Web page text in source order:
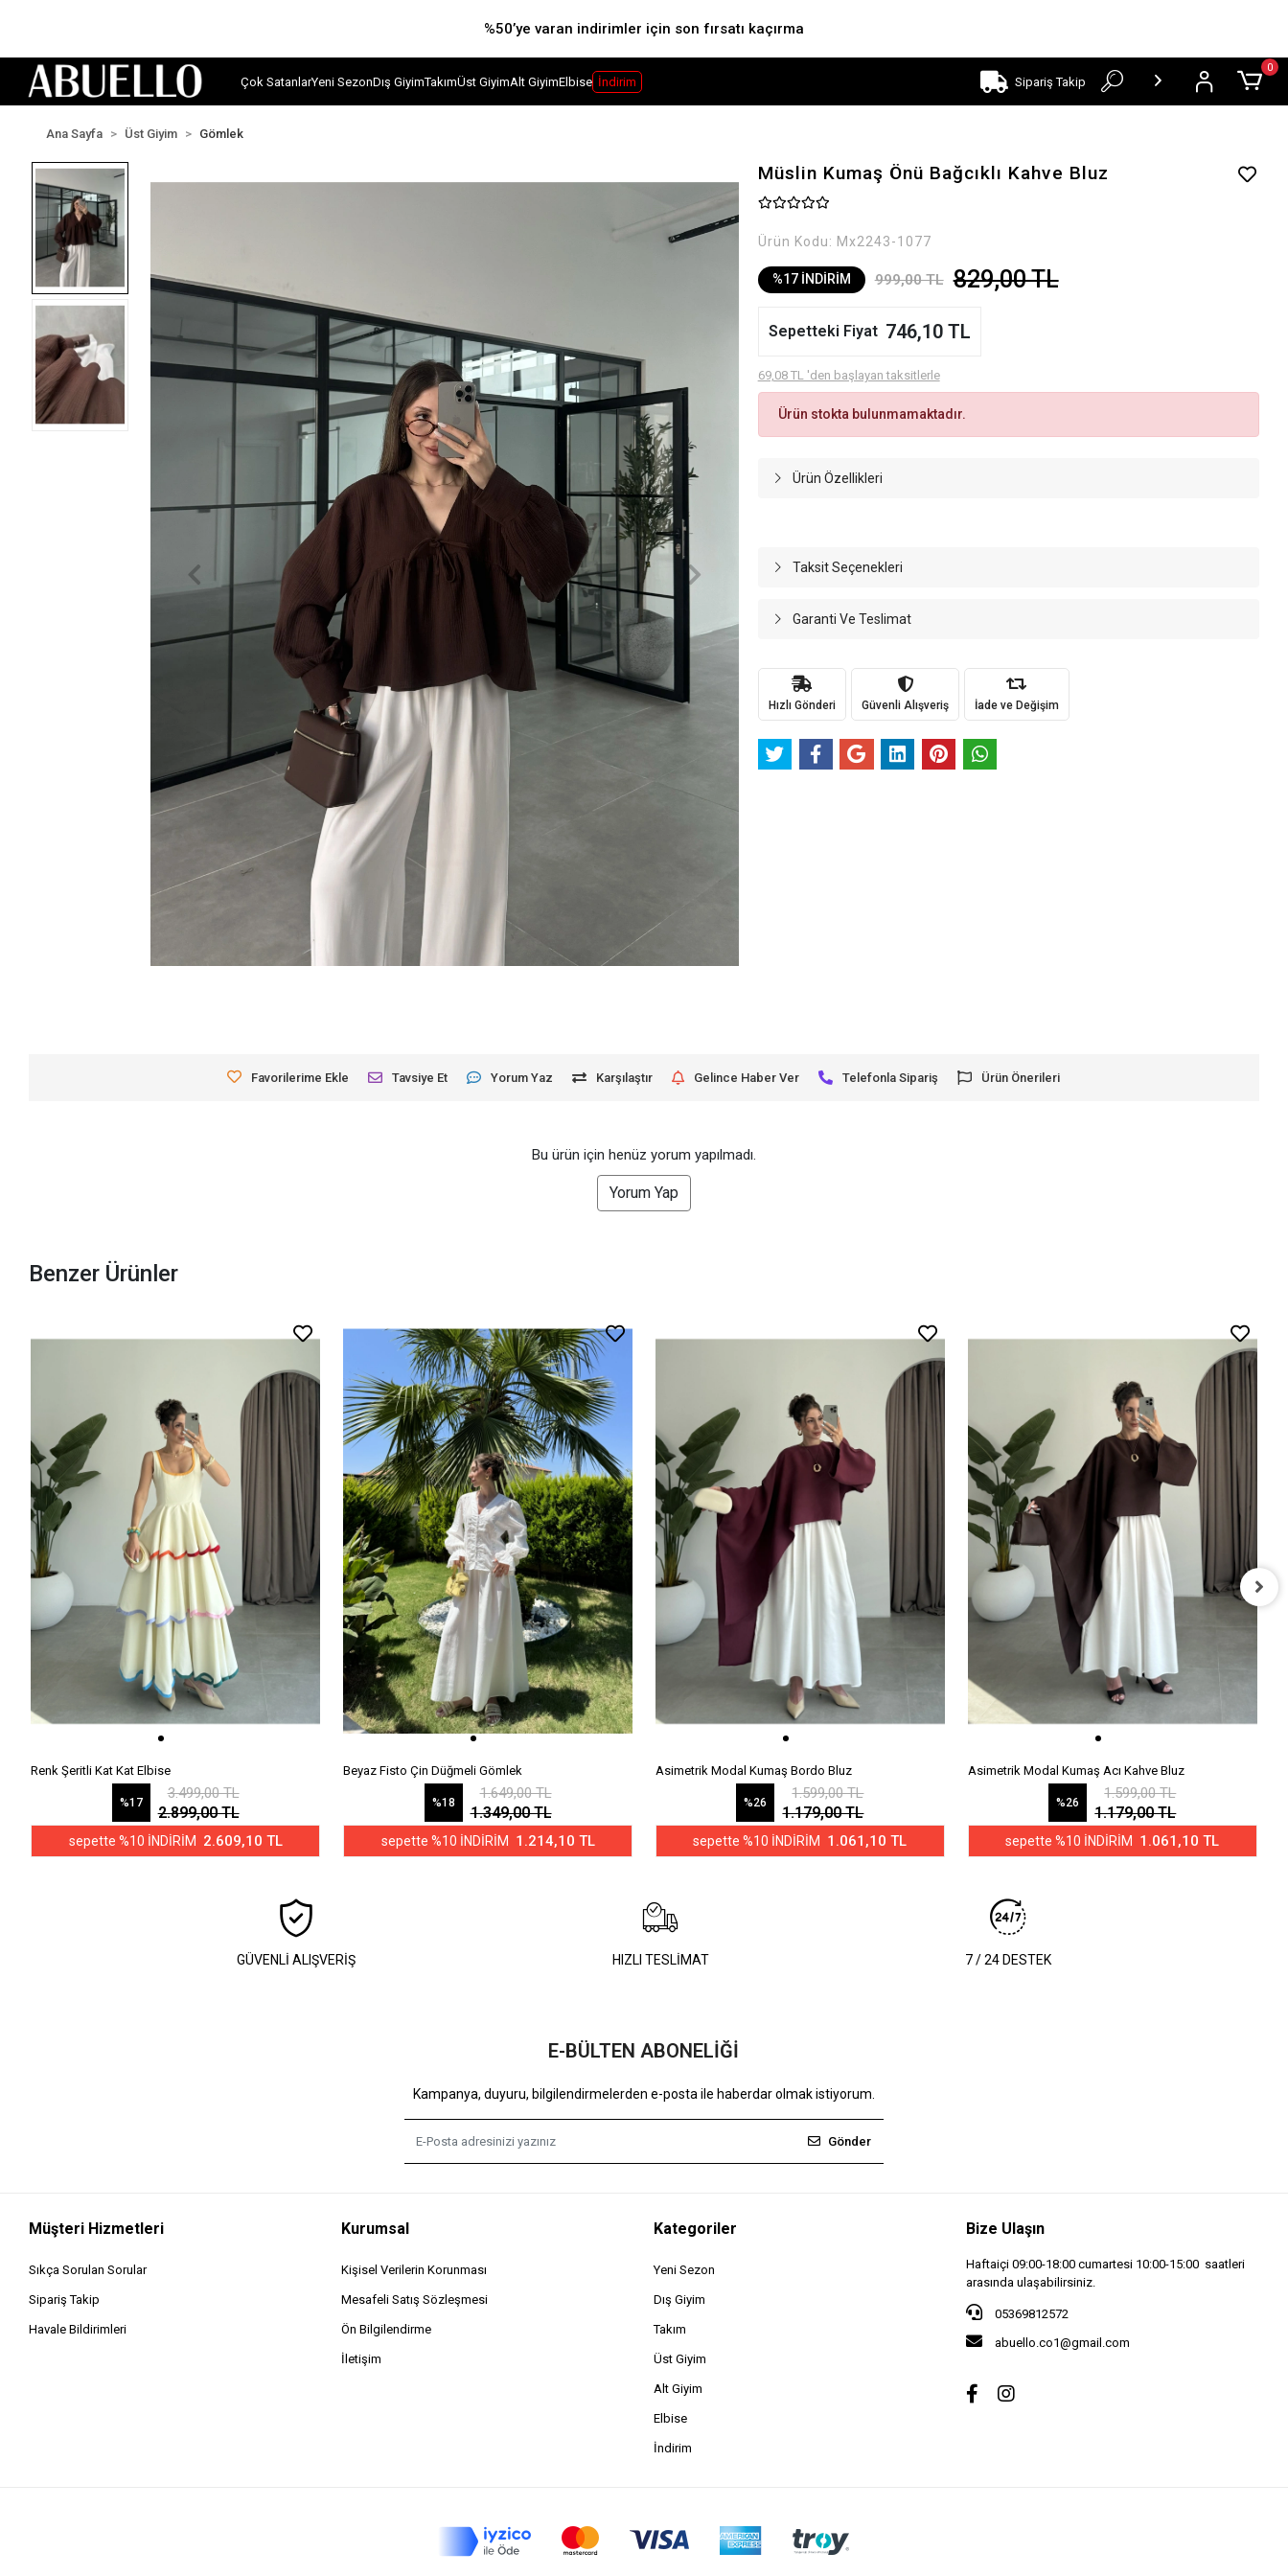
%50’ye varan indirimler için son fırsatı kaçırma
Çok SatanlarYeni SezonDış GiyimTakımÜst GiyimAlt GiyimElbise İndirim Sipariş Takip
0
Ana Sayfa Üst Giyim Gömlek
Müslin Kumaş Önü Bağcıklı Kahve Bluz
Ürün Kodu: Mx2243-1077
%17 İNDİRİM 999,00 TL 829,00 TL
Sepetteki Fiyat 746,10 TL
69,08 TL 'den başlayan taksitlerle
Ürün stokta bulunmamaktadır.
Ürün Özellikleri
Taksit Seçenekleri
Garanti Ve Teslimat
Hızlı Gönderi Güvenli Alışveriş İade ve Değişim
Favorilerime Ekle Tavsiye Et Yorum Yaz Karşılaştır Gelince Haber Ver Telefonla Sipariş Ürün Önerileri
Bu ürün için henüz yorum yapılmadı.
Yorum Yap
Benzer Ürünler
Renk Şeritli Kat Kat Elbise
%17
3.499,00 TL
2.899,00 TL
sepette %10 İNDİRİM 2.609,10 TL
Beyaz Fisto Çin Düğmeli Gömlek
%18
1.649,00 TL
1.349,00 TL
sepette %10 İNDİRİM 1.214,10 TL
Asimetrik Modal Kumaş Bordo Bluz
%26
1.599,00 TL
1.179,00 TL
sepette %10 İNDİRİM 1.061,10 TL
Asimetrik Modal Kumaş Acı Kahve Bluz
%26
1.599,00 TL
1.179,00 TL
sepette %10 İNDİRİM 1.061,10 TL
GÜVENLİ ALIŞVERİŞ HIZLI TESLİMAT 7 / 24 DESTEK
E-BÜLTEN ABONELİĞİ
Kampanya, duyuru, bilgilendirmelerden e-posta ile haberdar olmak istiyorum.
Gönder
Müşteri Hizmetleri
Sıkça Sorulan Sorular
Sipariş Takip
Havale Bildirimleri
Kurumsal
Kişisel Verilerin Korunması
Mesafeli Satış Sözleşmesi
Ön Bilgilendirme
İletişim
Kategoriler
Yeni Sezon
Dış Giyim
Takım
Üst Giyim
Alt Giyim
Elbise
İndirim
Bize Ulaşın
Haftaiçi 09:00-18:00 cumartesi 10:00-15:00 saatleri
arasında ulaşabilirsiniz.
05369812572
abuello.co1@gmail.com